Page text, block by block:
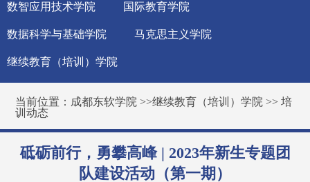
数智应用技术学院 国际教育学院
数据科学与基础学院 马克思主义学院
继续教育（培训）学院
当前位置： 成都东软学院 >>继续教育（培训）学院 >>培
训动态
砥砺前行，勇攀高峰 | 2023年新生专题团
队建设活动（第一期）